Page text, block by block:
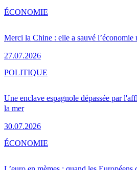
Merci la Chine : elle a sauvé l’économie
27.07.2026
ÉCONOMIE
Une enclave espagnole dépassée par
la mer
30.07.2026
POLITIQUE
ÉCONOMIE